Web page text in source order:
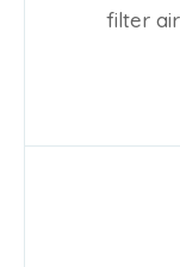
filter